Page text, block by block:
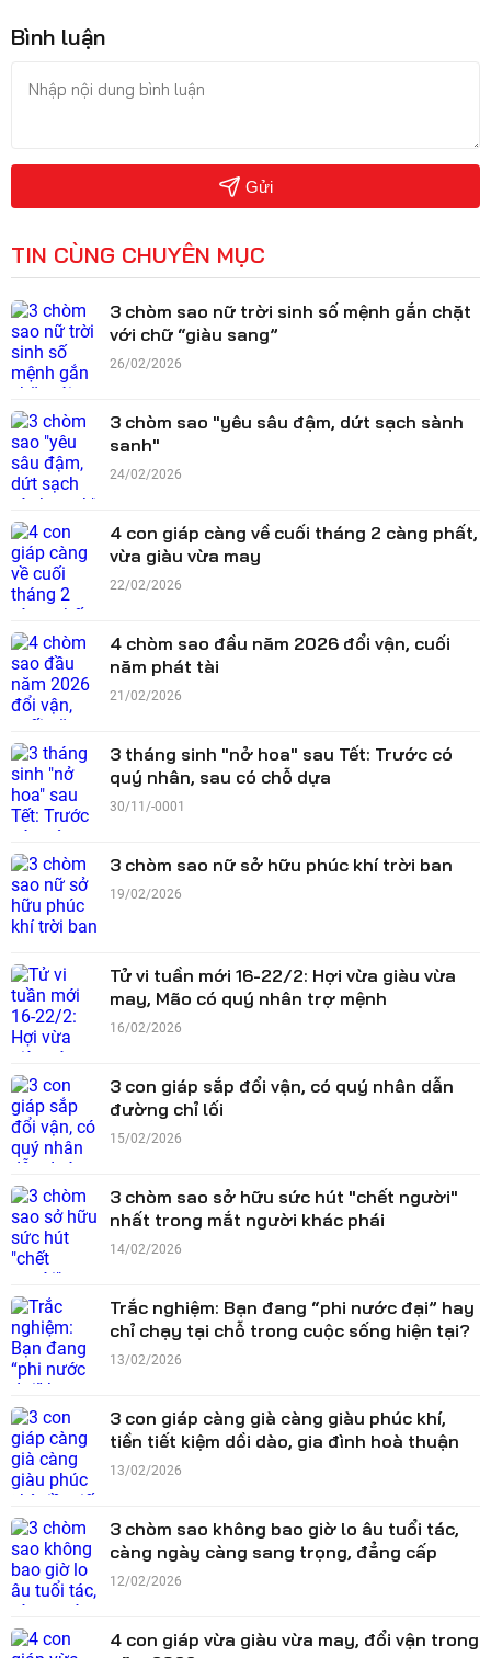
Bình luận
Gửi
TIN CÙNG CHUYÊN MỤC
3 chòm sao nữ trời sinh số mệnh gắn chặt
với chữ “giàu sang”
26/02/2026
3 chòm sao "yêu sâu đậm, dứt sạch sành
sanh"
24/02/2026
4 con giáp càng về cuối tháng 2 càng phất,
vừa giàu vừa may
22/02/2026
4 chòm sao đầu năm 2026 đổi vận, cuối
năm phát tài
21/02/2026
3 tháng sinh "nở hoa" sau Tết: Trước có
quý nhân, sau có chỗ dựa
30/11/-0001
3 chòm sao nữ sở hữu phúc khí trời ban
19/02/2026
Tử vi tuần mới 16-22/2: Hợi vừa giàu vừa
may, Mão có quý nhân trợ mệnh
16/02/2026
3 con giáp sắp đổi vận, có quý nhân dẫn
đường chỉ lối
15/02/2026
3 chòm sao sở hữu sức hút "chết người"
nhất trong mắt người khác phái
14/02/2026
Trắc nghiệm: Bạn đang “phi nước đại” hay
chỉ chạy tại chỗ trong cuộc sống hiện tại?
13/02/2026
3 con giáp càng già càng giàu phúc khí,
tiền tiết kiệm dồi dào, gia đình hoà thuận
13/02/2026
3 chòm sao không bao giờ lo âu tuổi tác,
càng ngày càng sang trọng, đẳng cấp
12/02/2026
4 con giáp vừa giàu vừa may, đổi vận trong